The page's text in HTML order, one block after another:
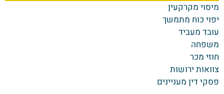
מיסוי מקרקעין
יפוי כוח מתמשך
עובד מעביד
משפחה
חוזי מכר
צוואות ירושות
פסקי דין מעניינים